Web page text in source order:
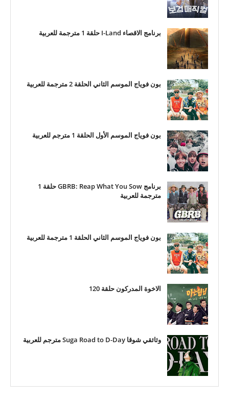
برنامج الاقصاء I-Land حلقة 1 مترجمة للعربية
بون فوياج الموسم الثاني الحلقة 2 مترجمة للعربية
بون فوياج الموسم الأول الحلقة 1 مترجم للعربية
برنامج GBRB: Reap What You Sow حلقة 1
مترجمة للعربية
بون فوياج الموسم الثاني الحلقة 1 مترجمة للعربية
الاخوة المدركون حلقة 120
وثائقي شوقا Suga Road to D-Day مترجم للعربية